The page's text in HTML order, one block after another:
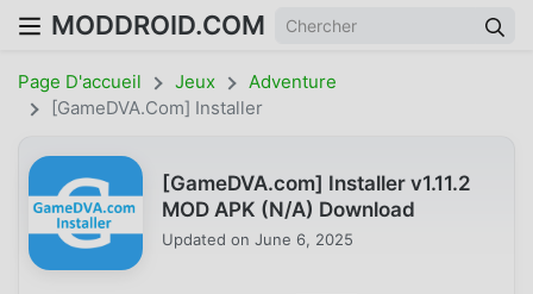
MODDROID.COM
Page D'accueil Jeux
Adventure
[GameDVA.com] Installer
[GameDVA.com] Installer v1.11.2
MOD APK (N/A) Download
Updated on June 6, 2025